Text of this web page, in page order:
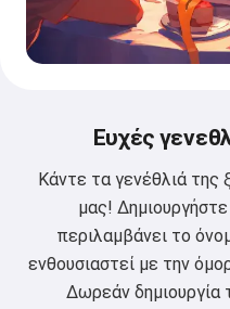
Ευχές
Κάντε τα γενέθλιά
μας!
περιλαμβάνει το
ενθουσιαστεί με την
Δωρεάν δημιουργία